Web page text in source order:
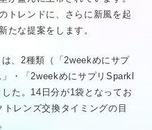
トレンドに、さらに新風を起
たな提案をします。
、2種類（「2weekめにサプ
・「2weekめにサプリSparkl
た。14日分が1袋となってお
レンズ交換タイミングの目